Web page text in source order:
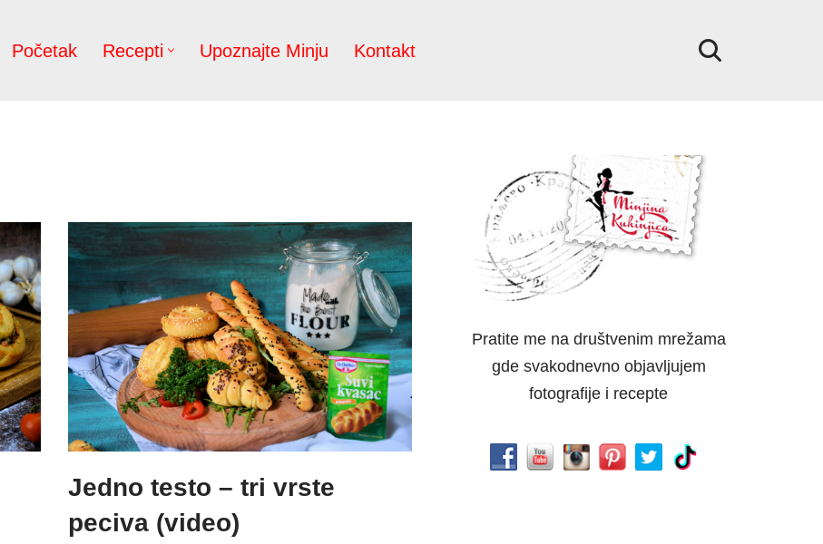
Početak Recepti Upoznajte Minju Kontakt
Jedno testo – tri vrste
peciva (video)
Pratite me na društvenim mrežama
gde svakodnevno objavljujem
fotografije i recepte